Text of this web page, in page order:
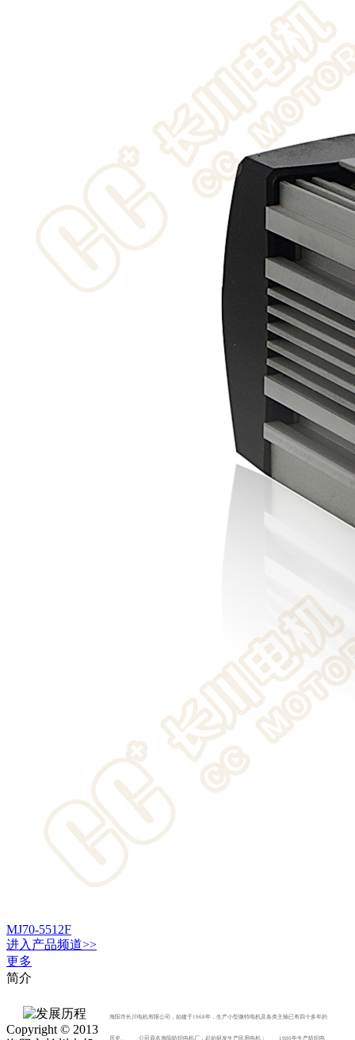
MJ70-5512F
进入 产品频道>>
更多
简介
海阳市长川电机有限公司，始建于1968年，生产小型微特电机及各类主轴已有四十多年的
历史。 公司原名海阳纺织电机厂，起始研发生产民用电机； 1980年生产纺织电
Copyright © 2013